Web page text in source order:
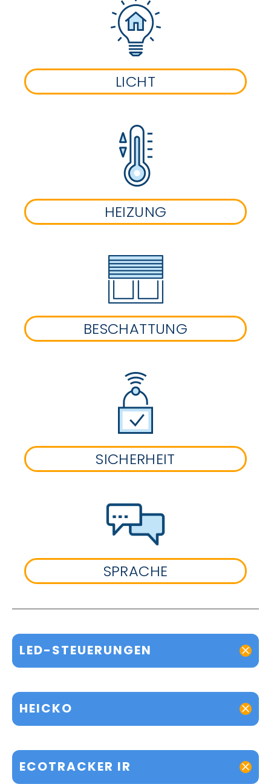
LICHT
HEIZUNG
BESCHATTUNG
SICHERHEIT
SPRACHE
LED-STEUERUNGEN
HEICKO
ECOTRACKER IR